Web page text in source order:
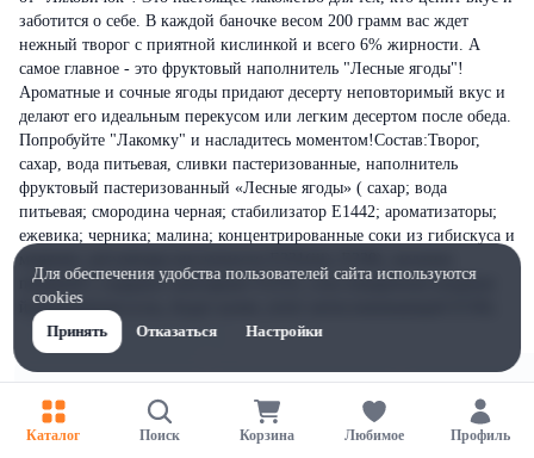
заботится о себе. В каждой баночке весом 200 грамм вас ждет
нежный творог с приятной кислинкой и всего 6% жирности. А
самое главное - это фруктовый наполнитель "Лесные ягоды"!
Ароматные и сочные ягоды придают десерту неповторимый вкус и
делают его идеальным перекусом или легким десертом после обеда.
Попробуйте "Лакомку" и насладитесь моментом!Состав:Творог,
сахар, вода питьевая, сливки пастеризованные, наполнитель
фруктовый пастеризованный «Лесные ягоды» ( сахар; вода
питьевая; смородина черная; стабилизатор E1442; ароматизаторы;
ежевика; черника; малина; концентрированные соки из гибискуса и
пищевой ( содержит консервант Е223), соль поваренная пищевая
йодированная (соль, йодат калия, агент антислеживающий Е536).
Каталог Поиск Корзина Любимое Профиль
Для обеспечения удобства пользователей сайта используются
cookies
Принять
Отказаться Настройки